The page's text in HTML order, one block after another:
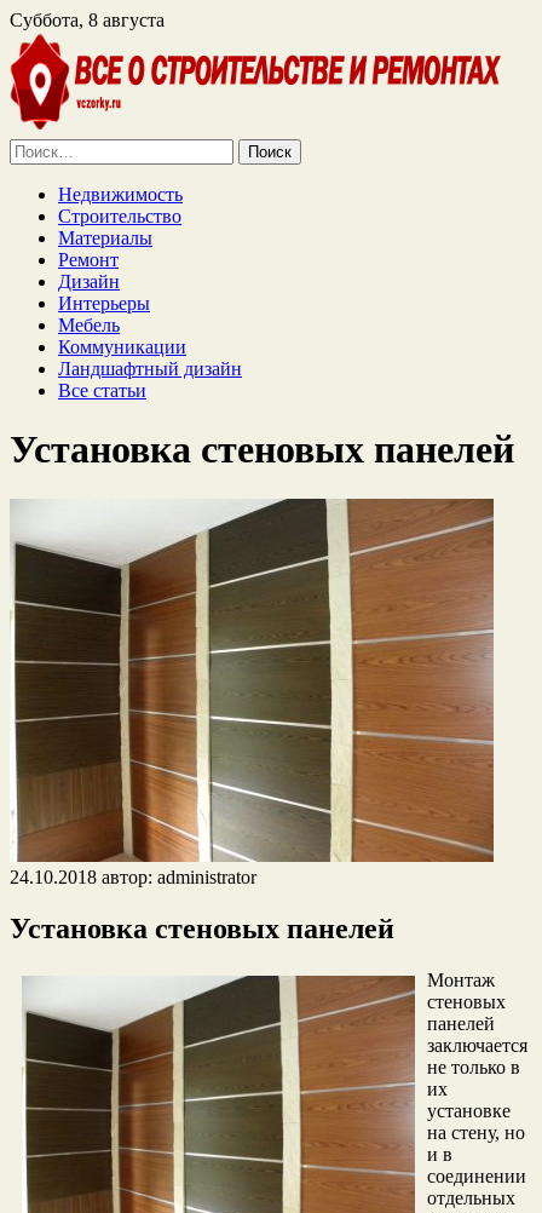
Суббота, 8 августа
Найти:
Недвижимость
Строительство
Материалы
Ремонт
Дизайн
Интерьеры
Мебель
Коммуникации
Ландшафтный дизайн
Все статьи
Установка стеновых панелей
24.10.2018 автор: administrator
Установка стеновых панелей
Монтаж
стеновых
панелей
заключается
не только в
их
установке
на стену, но
и в
соединении
отдельных